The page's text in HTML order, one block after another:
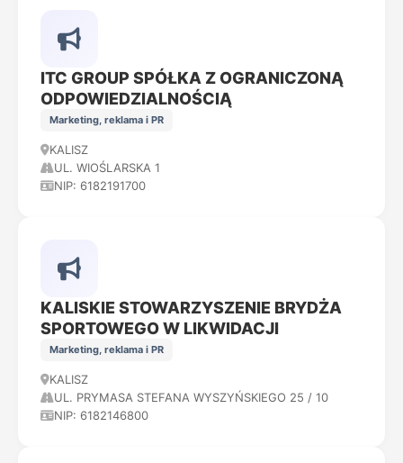
ITC GROUP SPÓŁKA Z OGRANICZONĄ
ODPOWIEDZIALNOŚCIĄ
Marketing, reklama i PR
KALISZ
UL. WIOŚLARSKA 1
NIP: 6182191700
KALISKIE STOWARZYSZENIE BRYDŻA
SPORTOWEGO W LIKWIDACJI
Marketing, reklama i PR
KALISZ
UL. PRYMASA STEFANA WYSZYŃSKIEGO 25 / 10
NIP: 6182146800